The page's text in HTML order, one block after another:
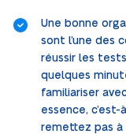
Une bonne
sont l’une des
réussir les
quelques
familiariser
essence,
remettez pas